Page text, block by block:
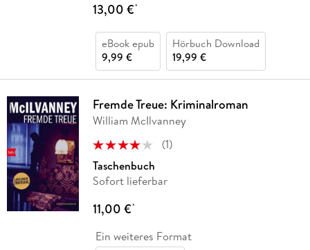
13,00 €*
eBook epub
9,99 €
Hörbuch Download
19,99 €
Fremde Treue: Kriminalroman
William McIlvanney
(1)
Taschenbuch
Sofort lieferbar
11,00 €*
Ein weiteres Format